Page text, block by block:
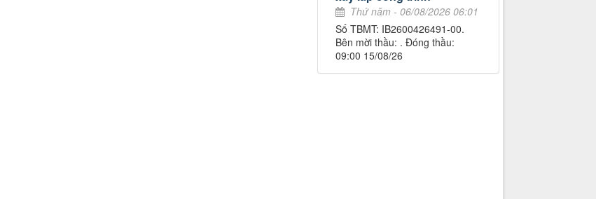
Thứ năm - 06/08/2026 06:01
Số TBMT: IB2600426491-00.
Bên mời thầu: . Đóng thầu:
09:00 15/08/26